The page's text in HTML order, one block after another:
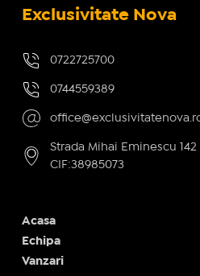
Exclusivitate Nova
0722725700
0744559389
Strada Mihai Eminescu
CIF:38985073
Acasa
Echipa
Vanzari